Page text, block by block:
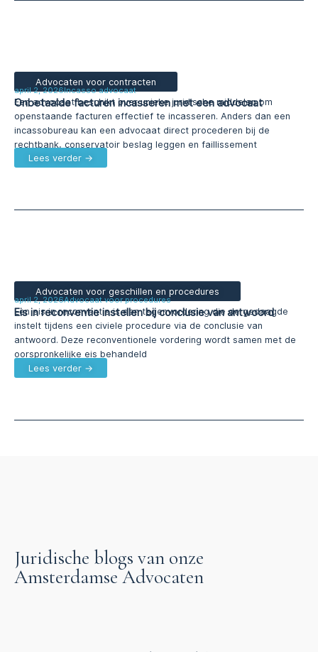
Advocaten voor contracten
april 2, 2026Incasso advocaat
Onbetaalde facturen incasseren met een advocaat
Een advocaat beschikt over unieke juridische middelen om
openstaande facturen effectief te incasseren. Anders dan een
incassobureau kan een advocaat direct procederen bij de
rechtbank, conservatoir beslag leggen en faillissement
Lees verder →
Advocaten voor geschillen en procedures
april 2, 2026Advocaat voor procedures
Eis in reconventie instellen bij conclusie van antwoord
Een eis in reconventie is een tegenvordering die de gedaagde
instelt tijdens een civiele procedure via de conclusie van
antwoord. Deze reconventionele vordering wordt samen met de
oorspronkelijke eis behandeld
Lees verder →
Juridische blogs van onze
Amsterdamse Advocaten